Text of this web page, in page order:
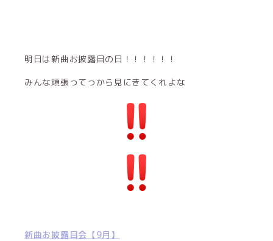
明日は新曲お披露目の日！！！！！！
みんな頑張ってっから見にきてくれよな
新曲お披露目会【9月】